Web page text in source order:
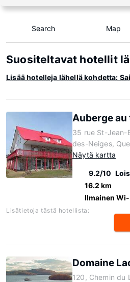
Search Map
Suositeltavat hotellit
Lisää hotelleja lähellä kohdetta:
Auberge
35 rue St-Jean-
des-Neiges,
Näytä kartta
9.2/10
16.2 km
Ilmainen Wi-
Lisätietoja tästä hotellista:
Domaine
120, Chemin du